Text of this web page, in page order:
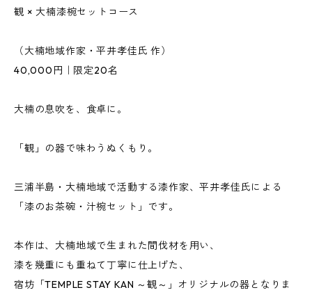
観 × 大楠漆椀セットコース
（大楠地域作家・平井孝佳氏 作）
40,000円｜限定20名
大楠の息吹を、食卓に。
「観」の器で味わうぬくもり。
三浦半島・大楠地域で活動する漆作家、平井孝佳氏による
「漆のお茶碗・汁椀セット」です。
本作は、大楠地域で生まれた間伐材を用い、
漆を幾重にも重ねて丁寧に仕上げた、
宿坊「TEMPLE STAY KAN ～観～」オリジナルの器となりま